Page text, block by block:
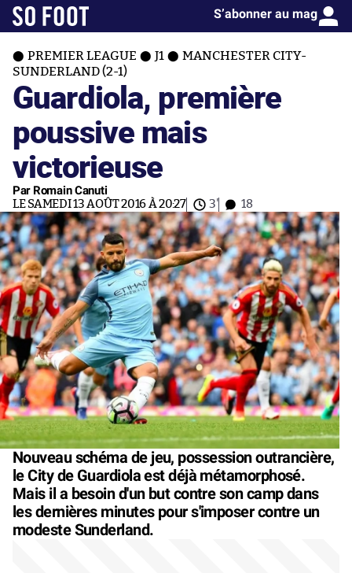
S’abonner au mag
PREMIER LEAGUE J1
MANCHESTER CITY-
SUNDERLAND (2-1)
Guardiola, première
poussive mais
victorieuse
Par Romain Canuti
LE SAMEDI 13 AOÛT 2016 À 20:27 3' 18
Nouveau schéma de jeu, possession outrancière,
le City de Guardiola est déjà métamorphosé.
Mais il a besoin d'un but contre son camp dans
les dernières minutes pour s'imposer contre un
modeste Sunderland.